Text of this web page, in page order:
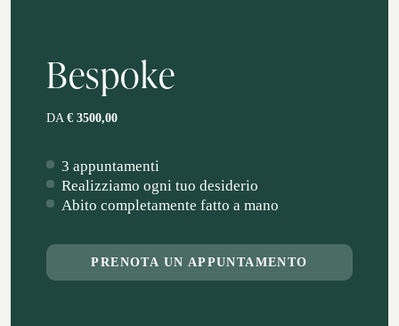
Bespoke
DA € 3500,00
3 appuntamenti
Realizziamo ogni tuo desiderio
Abito completamente fatto a mano
PRENOTA UN APPUNTAMENTO